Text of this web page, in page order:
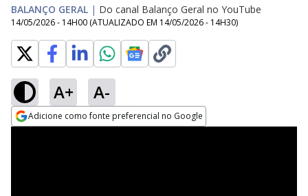
BALANÇO GERAL | Do canal Balanço Geral no YouTube
14/05/2026 - 14H00 (ATUALIZADO EM 14/05/2026 - 14H30)
A+ A-
Adicione como fonte preferencial no Google